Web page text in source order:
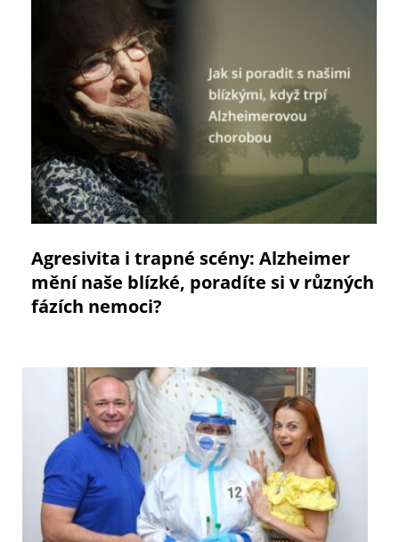
Agresivita i trapné scény: Alzheimer
mění naše blízké, poradíte si v různých
fázích nemoci?